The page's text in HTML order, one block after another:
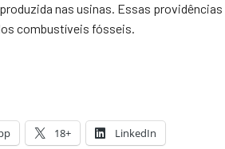
nas usinas. Essas
combustíveis fósseis.
18+ LinkedIn